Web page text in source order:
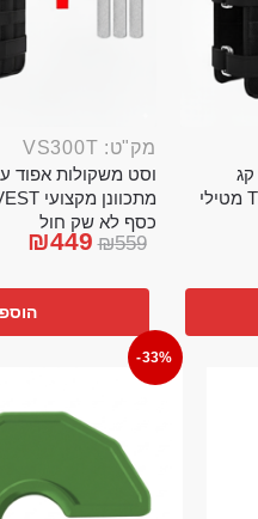
וסט משקולות אפוד עם משקל 20 קג
מתכוונן מקצועי TRAINING VEST מטילי
מק"ט: VS300T
כסף לא שק חול
₪559
₪449
-33%